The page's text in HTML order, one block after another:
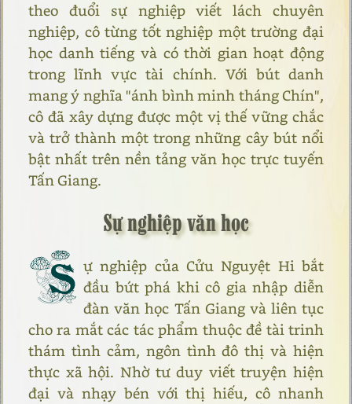
theo đuổi sự nghiệp viết lách chuyên
nghiệp, cô từng tốt nghiệp một trường đại
học danh tiếng và có thời gian hoạt động
trong lĩnh vực tài chính. Với bút danh
mang ý nghĩa "ánh bình minh tháng Chín",
cô đã xây dựng được một vị thế vững chắc
và trở thành một trong những cây bút nổi
bật nhất trên nền tảng văn học trực tuyến
Tấn Giang.
Sự nghiệp văn học
S ự nghiệp của Cửu Nguyệt Hi bắt
đầu bứt phá khi cô gia nhập diễn
đàn văn học Tấn Giang và liên tục
cho ra mắt các tác phẩm thuộc đề tài trinh
thám tình cảm, ngôn tình đô thị và hiện
thực xã hội. Nhờ tư duy viết truyện hiện
đại và nhạy bén với thị hiếu, cô nhanh